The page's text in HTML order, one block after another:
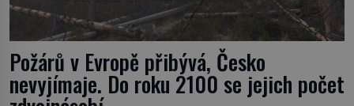
Požárů v Evropě přibývá, Česko
nevyjímaje. Do roku 2100 se jejich počet